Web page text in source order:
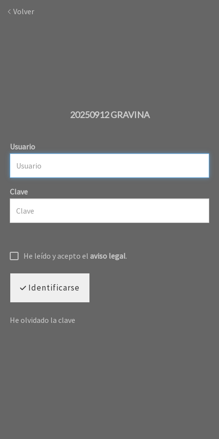
Volver
20250912 GRAVINA
Usuario
Clave
He leído y acepto el aviso legal.
Identificarse
He olvidado la clave